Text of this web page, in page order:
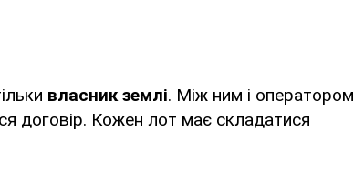
власник землі. Між ним і оператором
договір. Кожен лот має складатися